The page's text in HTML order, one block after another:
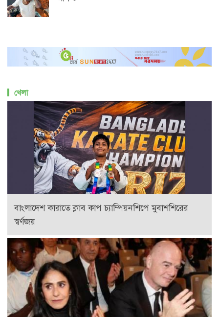
খেলা
বাংলাদেশ কারাতে ক্লাব কাপ চ্যাম্পিয়নশিপে মুবাশশিরের
স্বর্ণজয়